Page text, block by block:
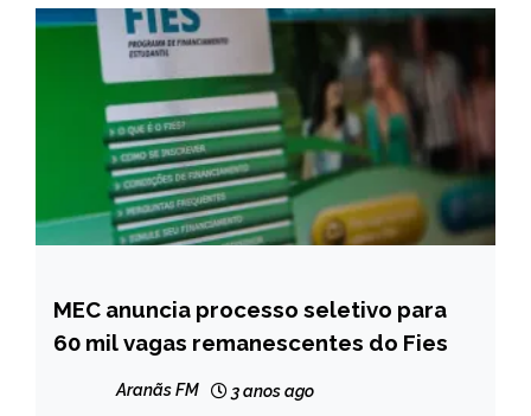
BRASIL
CAPELINHA
MEC anuncia processo seletivo para
60 mil vagas remanescentes do Fies
Aranãs FM 3 anos ago